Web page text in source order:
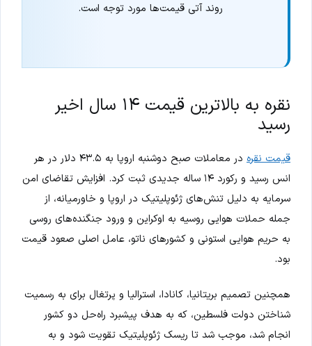
روند آتی قیمت‌ها مورد توجه است.
نقره به بالاترین قیمت ۱۴ سال اخیر
رسید
قیمت نقره
در معاملات صبح دوشنبه اروپا به ۴۳.۵ دلار در هر
انس رسید و رکورد ۱۴ ساله جدیدی ثبت کرد. افزایش تقاضای امن
سرمایه به دلیل تنش‌های ژئوپلیتیک در اروپا و خاورمیانه، از
جمله حملات هوایی روسیه به اوکراین و ورود جنگنده‌های روسی
به حریم هوایی استونی و کشورهای ناتو، عامل اصلی صعود قیمت
بود.
همچنین تصمیم بریتانیا، کانادا، استرالیا و پرتغال برای به رسمیت
شناختن دولت فلسطین، که به هدف پیشبرد راه‌حل دو کشور
انجام شد، موجب شد تا ریسک ژئوپلیتیک تقویت شود و به